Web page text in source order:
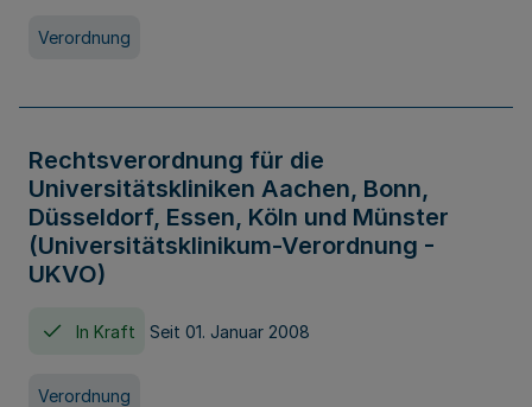
Verordnung
Rechtsverordnung für die
Universitätskliniken Aachen, Bonn,
Düsseldorf, Essen, Köln und Münster
(Universitätsklinikum-Verordnung -
UKVO)
In Kraft Seit 01. Januar 2008
Verordnung